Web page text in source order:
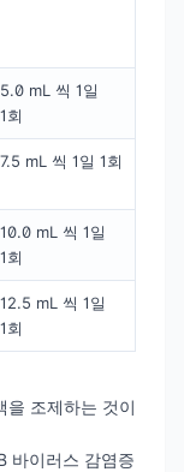
5.0 mL 씩 1일
1회
7.5 mL 씩 1일 1회
10.0 mL 씩 1일
1회
12.5 mL 씩 1일
1회
을 조제하는 것이
바이러스 감염증